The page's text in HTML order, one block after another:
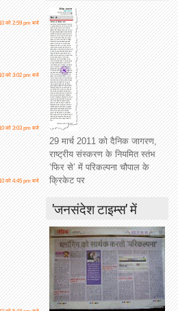
को 2:59 pm बजे
को 3:02 pm बजे
को 3:03 pm बजे
को 4:45 pm बजे
29 मार्च 2011 को दैनिक जागरण,
राष्ट्रीय संस्करण के नियमित स्तंभ
‘फिर से’ में परिकल्पना चौपाल के
क्रिकेट पर
'जनसंदेश टाइम्स' में